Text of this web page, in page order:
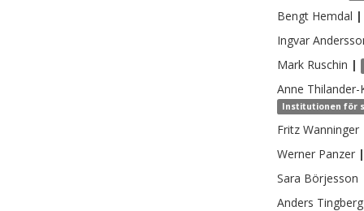
Bengt Hemdal |
Ingvar
Mark Ruschin |
Anne Thilander-
Institutionen för
Fritz Wanninger
Werner Panzer |
Sara Börjesson
Anders Tingberg